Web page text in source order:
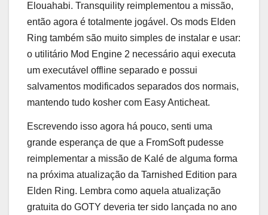
Elouahabi. Transquility reimplementou a missão,
então agora é totalmente jogável. Os mods Elden
Ring também são muito simples de instalar e usar:
o utilitário Mod Engine 2 necessário aqui executa
um executável offline separado e possui
salvamentos modificados separados dos normais,
mantendo tudo kosher com Easy Anticheat.
Escrevendo isso agora há pouco, senti uma
grande esperança de que a FromSoft pudesse
reimplementar a missão de Kalé de alguma forma
na próxima atualização da Tarnished Edition para
Elden Ring. Lembra como aquela atualização
gratuita do GOTY deveria ter sido lançada no ano